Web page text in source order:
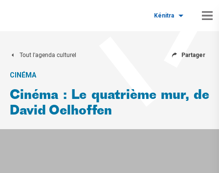
Kénitra
Tout l'agenda culturel Partager
CINÉMA
Cinéma : Le quatrième mur, de
David Oelhoffen